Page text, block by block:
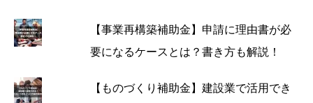
【事業再構築補助金】申請に理由書が必
要になるケースとは？書き方も解説！
【ものづくり補助金】建設業で活用でき